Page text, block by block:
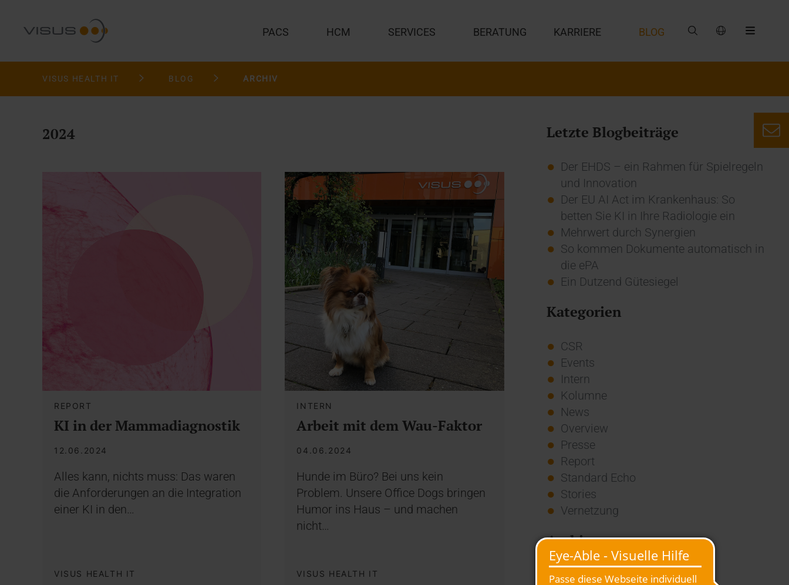
PACS HCM SERVICES BERATUNG KARRIERE BLOG
VISUS HEALTH IT BLOG ARCHIV
2024
REPORT
KI in der Mammadiagnostik
12.06.2024
Alles kann, nichts muss: Das waren
die Anforderungen an die Integration
einer KI in den…
VISUS HEALTH IT
INTERN
Arbeit mit dem Wau-Faktor
04.06.2024
Hunde im Büro? Bei uns kein
Problem. Unsere Office Dogs bringen
Humor ins Haus – und machen
nicht…
VISUS HEALTH IT
Letzte Blogbeiträge
Der EHDS – ein Rahmen für Spielregeln
und Innovation
Der EU AI Act im Krankenhaus: So
betten Sie KI in Ihre Radiologie ein
Mehrwert durch Synergien
So kommen Dokumente automatisch in
die ePA
Ein Dutzend Gütesiegel
Kategorien
CSR
Events
Intern
Kolumne
News
Overview
Presse
Report
Standard Echo
Stories
Vernetzung
Archiv
2026